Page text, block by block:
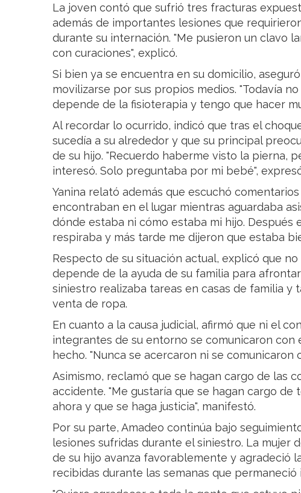
La joven contó que sufrió tres fracturas
además de importantes lesiones que
durante su internación. "Me pusieron un clavo
con curaciones", explicó.
Si bien ya se encuentra en su domicilio,
movilizarse por sus propios medios. "Todavía
depende de la fisioterapia y tengo que hacer
Al recordar lo ocurrido, indicó que tras el
sucedía a su alrededor y que su principal
de su hijo. "Recuerdo haberme visto la pierna,
interesó. Solo preguntaba por mi bebé",
Yanina relató además que escuchó
encontraban en el lugar mientras aguardaba
dónde estaba ni cómo estaba mi hijo. Después
respiraba y más tarde me dijeron que estaba
Respecto de su situación actual, explicó que
depende de la ayuda de su familia para
siniestro realizaba tareas en casas de familia y
venta de ropa.
En cuanto a la causa judicial, afirmó que ni el
integrantes de su entorno se comunicaron con
hecho. "Nunca se acercaron ni se comunicaron
Asimismo, reclamó que se hagan cargo de las
accidente. "Me gustaría que se hagan cargo de
ahora y que se haga justicia", manifestó.
Por su parte, Amadeo continúa bajo
lesiones sufridas durante el siniestro. La mujer
de su hijo avanza favorablemente y agradeció
recibidas durante las semanas que permaneció